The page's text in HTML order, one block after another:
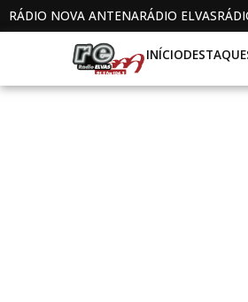
RÁDIO NOVA ANTENARÁDIO ELVAS
INÍCIO